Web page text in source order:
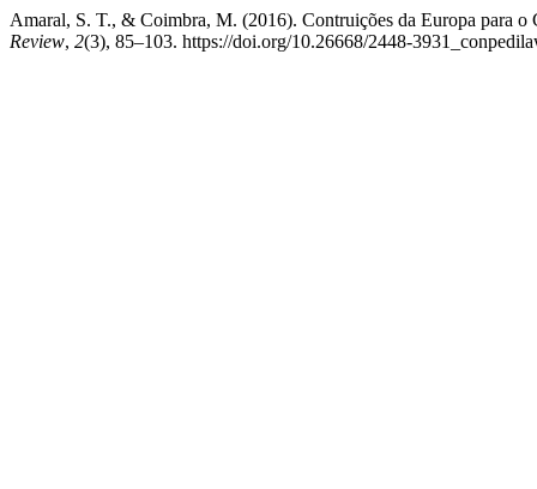
Amaral, S. T., & Coimbra, M. (2016). Contruições da Europa para
Review, 2(3), 85–103. https://doi.org/10.26668/2448-